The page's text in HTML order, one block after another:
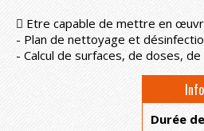
 Etre capable de mettre en
- Plan de nettoyage et
- Calcul de surfaces, de doses,
Durée